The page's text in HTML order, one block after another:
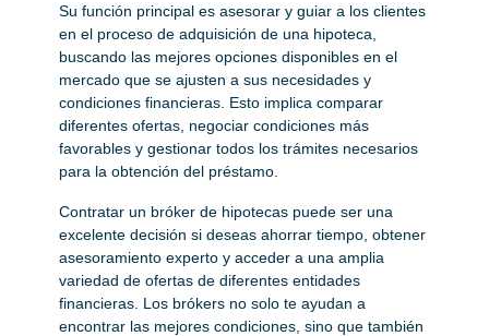
Su función principal es asesorar y guiar a los clientes
en el proceso de adquisición de una hipoteca,
buscando las mejores opciones disponibles en el
mercado que se ajusten a sus necesidades y
condiciones financieras. Esto implica comparar
diferentes ofertas, negociar condiciones más
favorables y gestionar todos los trámites necesarios
para la obtención del préstamo​.
Contratar un bróker de hipotecas puede ser una
excelente decisión si deseas ahorrar tiempo, obtener
asesoramiento experto y acceder a una amplia
variedad de ofertas de diferentes entidades
financieras. Los brókers no solo te ayudan a
encontrar las mejores condiciones, sino que también